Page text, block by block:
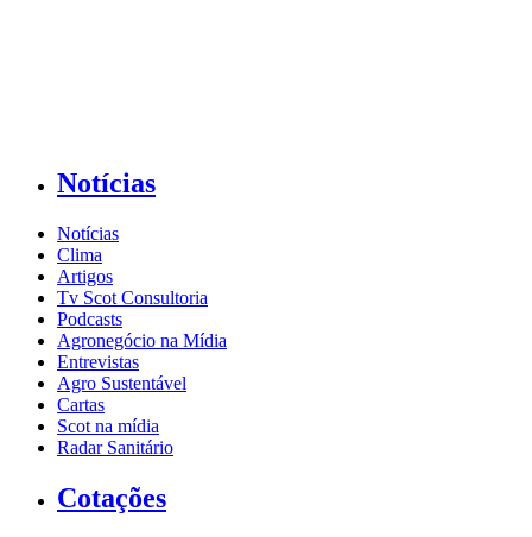
Notícias
Notícias
Clima
Artigos
Tv Scot Consultoria
Podcasts
Agronegócio na Mídia
Entrevistas
Agro Sustentável
Cartas
Scot na mídia
Radar Sanitário
Cotações